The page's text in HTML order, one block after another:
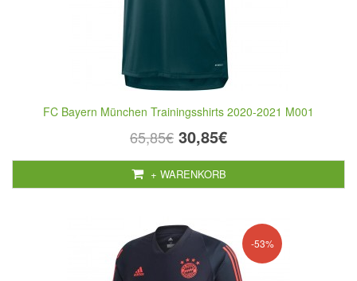
FC Bayern München Trainingsshirts 2020-2021 M001
65,85€ 30,85€
+ WARENKORB
-53%